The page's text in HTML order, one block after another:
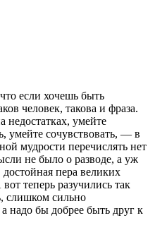
если хочешь быть
человек, такова и фраза.
недостатках, умейте
умейте сочувствовать, — в
мудрости перечислять нет
не было о разводе, а уж
пера великих
теперь разучились так
слишком сильно
надо бы добрее быть друг к